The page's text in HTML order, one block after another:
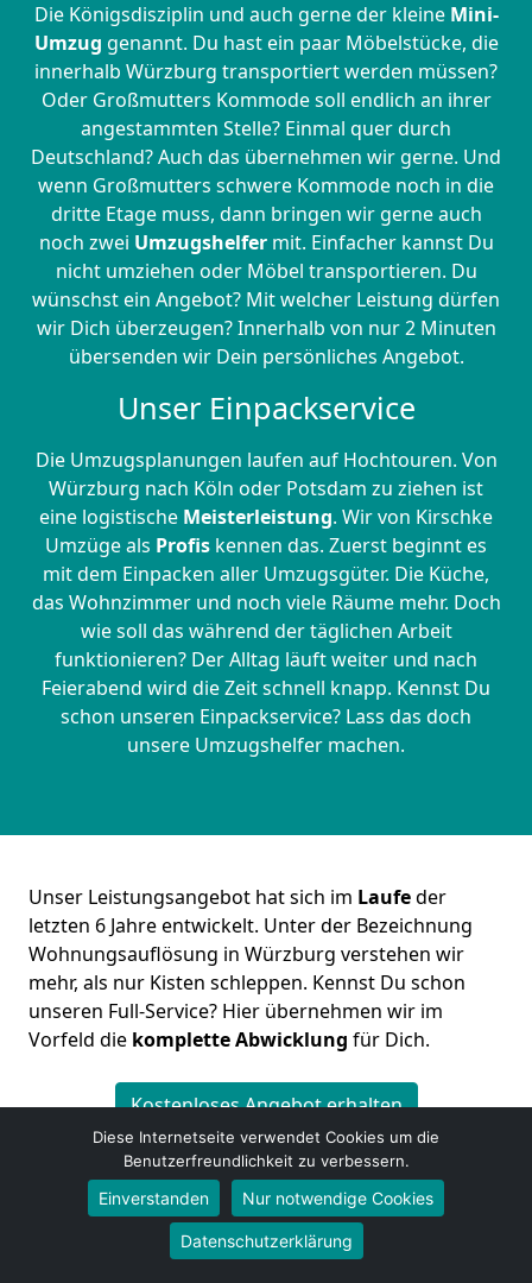
Die Königsdisziplin und auch gerne der kleine Mini-
Umzug genannt. Du hast ein paar Möbelstücke, die
innerhalb Würzburg transportiert werden müssen?
Oder Großmutters Kommode soll endlich an ihrer
angestammten Stelle? Einmal quer durch
Deutschland? Auch das übernehmen wir gerne. Und
wenn Großmutters schwere Kommode noch in die
dritte Etage muss, dann bringen wir gerne auch
noch zwei Umzugshelfermit. Einfacher kannst Du
nicht umziehen oder Möbel transportieren. Du
wünschst ein Angebot? Mit welcher Leistung dürfen
wir Dich überzeugen? Innerhalb von nur 2 Minuten
übersenden wir Dein persönliches Angebot.
Unser Einpackservice
Die Umzugsplanungen laufen auf Hochtouren. Von
Würzburg nach Köln oder Potsdam zu ziehen ist
eine logistische Meisterleistung. Wir von Kirschke
Umzüge als Profis kennen das. Zuerst beginnt es
mit dem Einpacken aller Umzugsgüter. Die Küche,
das Wohnzimmer und noch viele Räume mehr. Doch
wie soll das während der täglichen Arbeit
funktionieren? Der Alltag läuft weiter und nach
Feierabend wird die Zeit schnell knapp. Kennst Du
schon unseren Einpackservice? Lass das doch
unsere Umzugshelfer machen.
Unser Leistungsangebot hat sich im Laufeder
letzten 6 Jahre entwickelt. Unter der Bezeichnung
Wohnungsauflösung in Würzburg verstehen wir
mehr, als nur Kisten schleppen. Kennst Du schon
unseren Full-Service? Hier übernehmen wir im
Vorfeld die kompletteAbwicklung für Dich.
Kostenloses Angebot erhalten
Diese Internetseite verwendet Cookies um die
Benutzerfreundlichkeit zu verbessern.
Einverstanden Nur notwendige Cookies
Datenschutzerklärung